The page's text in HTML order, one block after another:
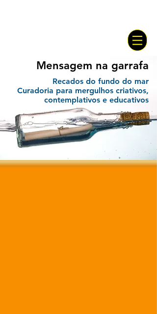
Mensagem na garrafa
Recados do fundo do mar
Curadoria para mergulhos criativos,
contemplativos e educativos